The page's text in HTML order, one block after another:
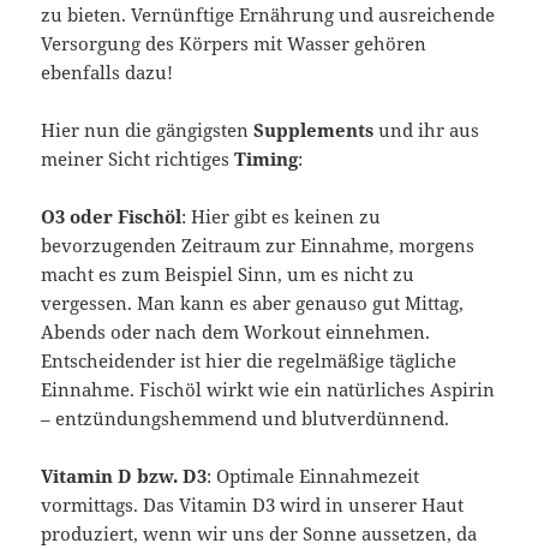
zu bieten. Vernünftige Ernährung und ausreichende
Versorgung des Körpers mit Wasser gehören
ebenfalls dazu!
Hier nun die gängigstenSupplements und ihr aus
meiner Sicht richtigesTiming:
O3 oder Fischöl: Hier gibt es keinen zu
bevorzugenden Zeitraum zur Einnahme, morgens
macht es zum Beispiel Sinn, um es nicht zu
vergessen. Man kann es aber genauso gut Mittag,
Abends oder nach dem Workout einnehmen.
Entscheidender ist hier die regelmäßige tägliche
Einnahme. Fischöl wirkt wie ein natürliches Aspirin
– entzündungshemmend und blutverdünnend.
Vitamin D bzw. D3: Optimale Einnahmezeit
vormittags. Das Vitamin D3 wird in unserer Haut
produziert, wenn wir uns der Sonne aussetzen, da